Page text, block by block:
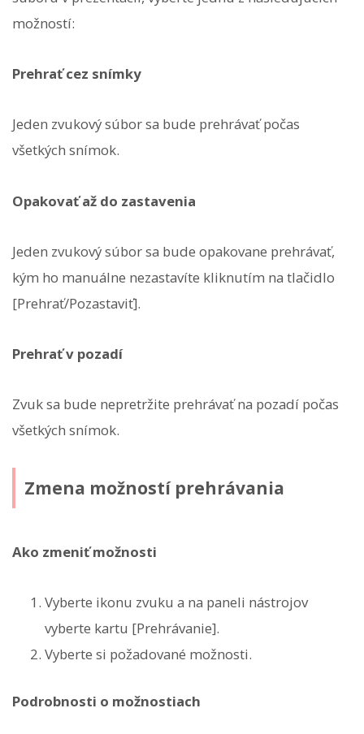
možností:
Prehrať cez snímky
Jeden zvukový súbor sa bude prehrávať počas
všetkých snímok.
Opakovať až do zastavenia
Jeden zvukový súbor sa bude opakovane prehrávať,
kým ho manuálne nezastavíte kliknutím na tlačidlo
[Prehrať/Pozastaviť].
Prehrať v pozadí
Zvuk sa bude nepretržite prehrávať na pozadí počas
všetkých snímok.
Zmena možností prehrávania
Ako zmeniť možnosti
Vyberte ikonu zvuku a na paneli nástrojov
vyberte kartu [Prehrávanie].
Vyberte si požadované možnosti.
Podrobnosti o možnostiach